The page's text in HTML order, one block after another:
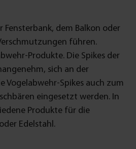
Fensterbank, dem Balkon oder
führen.
Produkte. Die Spikes der
sich an der
Vogelabwehr-Spikes auch zum
eingesetzt werden. In
Produkte für die
Edelstahl.